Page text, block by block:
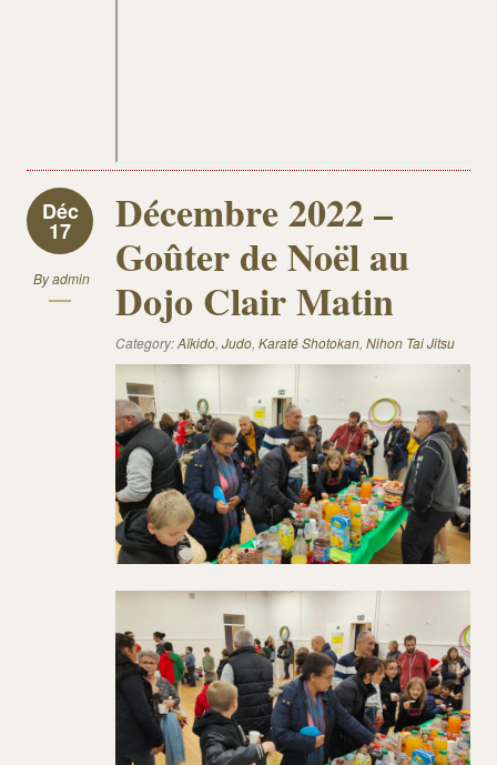
Déc
17
Byadmin
Décembre 2022 –
Goûter de Noël au
Dojo Clair Matin
Category:Aïkido, Judo, Karaté Shotokan, Nihon Tai Jitsu